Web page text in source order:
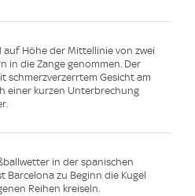
auf Höhe der Mittellinie von zwei
in die Zange genommen. Der
schmerzverzerrtem Gesicht am
einer kurzen Unterbrechung
in der spanischen
Barcelona zu Beginn die Kugel
Reihen kreiseln.